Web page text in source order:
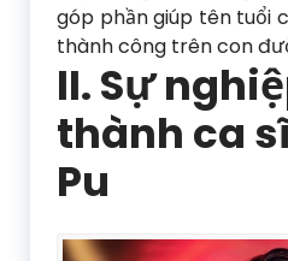
góp phần giúp tên tuổi
thành công trên con
II. Sự
thành ca
Pu